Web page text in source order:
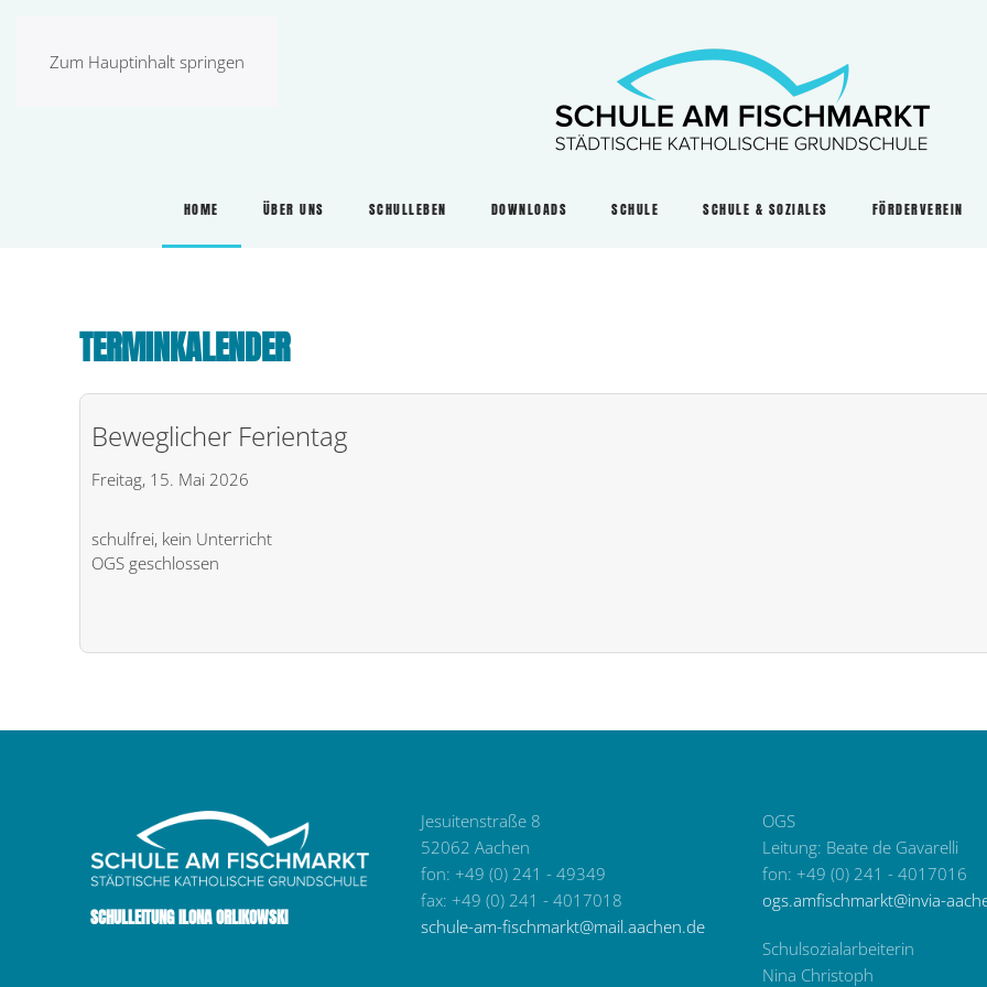
Zum Hauptinhalt springen
HOME ÜBER UNS SCHULLEBEN DOWNLOADS SCHULE SCHULE & SOZIALES FÖRDERVEREIN
TERMINKALENDER
Beweglicher Ferientag
Freitag, 15. Mai 2026
schulfrei, kein Unterricht
OGS geschlossen
SCHULLEITUNG ILONA ORLIKOWSKI
Jesuitenstraße 8
52062 Aachen
fon: +49 (0) 241 - 49349
fax: +49 (0) 241 - 4017018
schule-am-fischmarkt@mail.aachen.de
OGS
Leitung: Beate de Gavarelli
fon: +49 (0) 241 - 4017016
ogs.amfischmarkt@invia-
Schulsozialarbeiterin
Nina Christoph